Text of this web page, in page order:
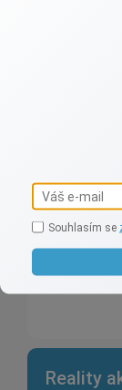
Reality
Souhlasím se